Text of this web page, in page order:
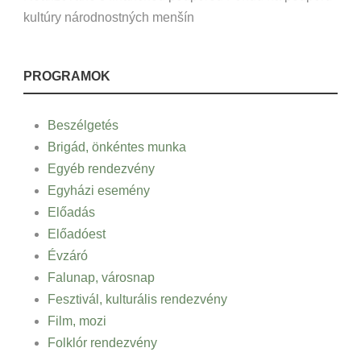
kultúry národnostných menšín
PROGRAMOK
Beszélgetés
Brigád, önkéntes munka
Egyéb rendezvény
Egyházi esemény
Előadás
Előadóest
Évzáró
Falunap, városnap
Fesztivál, kulturális rendezvény
Film, mozi
Folklór rendezvény